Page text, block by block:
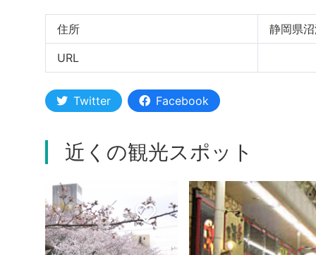
住所 静岡県
URL
Twitter Facebook
近くの観光スポット